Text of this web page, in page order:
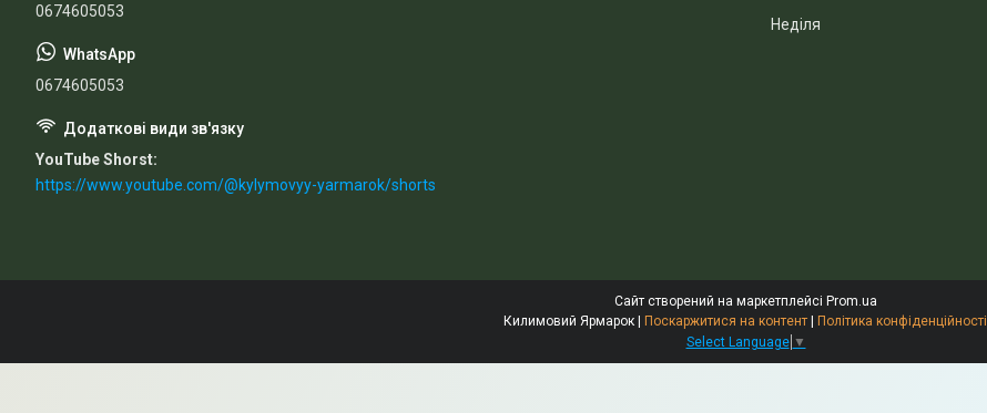
0674605053
0674605053
YouTube Shorst
https://www.youtube.com/@kylymovyy-yarmarok/shorts
Неділя
Сайт створений на маркетплейсі Prom.ua
Поскаржитися на контент
Політика конфіденційності
Select Language ▼